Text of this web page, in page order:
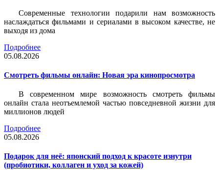
Современные технологии подарили нам возможность
наслаждаться фильмами и сериалами в высоком качестве, не
выходя из дома
Подробнее
05.08.2026
Смотреть фильмы онлайн: Новая эра кинопросмотра
В современном мире возможность смотреть фильмы
онлайн стала неотъемлемой частью повседневной жизни для
миллионов людей
Подробнее
05.08.2026
Подарок для неё: японский подход к красоте изнутри
(пробиотики, коллаген и уход за кожей)